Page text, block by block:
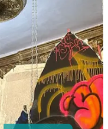
azul, pero después
enmascaraban su
para disfrutar
privada, quieres apoyar
suscribirtepara disfrutar
con menús